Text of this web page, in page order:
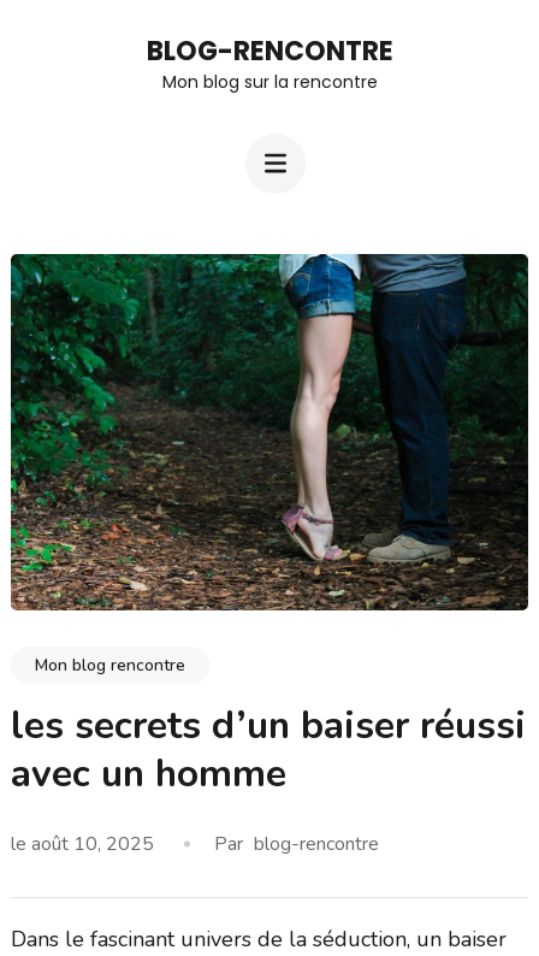
BLOG-RENCONTRE
Mon blog sur la rencontre
Mon blog rencontre
les secrets d’un baiser réussi
avec un homme
le août 10, 2025 Par blog-rencontre
Dans le fascinant univers de la séduction, un baiser